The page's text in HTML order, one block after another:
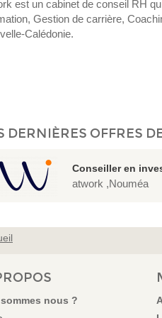
est un cabinet de conseil RH
Gestion de carrière,
Calédonie.
DERNIÈRES OFFRES
Conseiller en
atwork ,Nouméa
ÊTES ICI
nous ?